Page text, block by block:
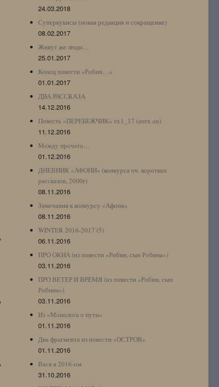
24.03.2018
Суперкукисы (новая редакция и сокращение)
08.02.2017
Живут же люди…
25.01.2017
Конец повести «Робин…»
01.01.2017
ДВА РАССКАЗА
14.12.2016
Повесть «ПЕРЕБЕЖЧИК» гл.1_17 (англ. en)
11.12.2016
Между прочего…
01.12.2016
ДНЕВНИК «АФОНИ» (конкурса оч. коротких
рассказов, 2000г)
08.11.2016
Замечания к конкурсу «Афоня»
08.11.2016
WINTER 2016-2017 (5)
06.11.2016
ПРО ОКНА (из повести «Робин, сын Робина»)
03.11.2016
ПРО ВЕТЕР И ВРЕМЯ (из повести «Робин, сын
Робина»)
03.11.2016
Из «Монолога о пути»
01.11.2016
Два фрагмента из повести «ОСТРОВ»
01.11.2016
Вася в 2016-ом
31.10.2016